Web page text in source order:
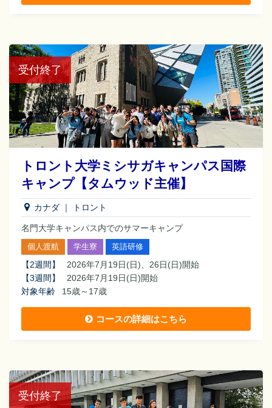
受付終了
トロント大学ミシサガキャンパス国際
キャンプ【タムウッド主催】
カナダ｜ トロント
名門大学キャンパス内でのサマーキャンプ
個人渡航 学生寮 英語研修
【2週間 】
2026年7月19日(日)、26日(日)開始
【3週間 】
2026年7月19日(日)開始
対象年齢
15歳～17歳
コースの詳細はこちら
受付終了